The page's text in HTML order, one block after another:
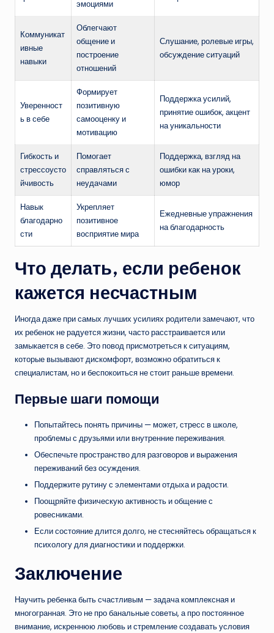
эмоциями
Коммуникат
ивные
навыки
Облегчают
общение и
построение
отношений
Слушание, ролевые игры,
обсуждение ситуаций
Уверенност
ь в себе
Формирует
позитивную
самооценку и
мотивацию
Поддержка усилий,
принятие ошибок, акцент
на уникальности
Гибкость и
стрессоусто
йчивость
Помогает
справляться с
неудачами
Поддержка, взгляд на
ошибки как на уроки,
юмор
Навык
благодарно
сти
Укрепляет
позитивное
восприятие мира
Ежедневные упражнения
на благодарность
Что делать, если ребенок
кажется несчастным
Иногда даже при самых лучших усилиях родители замечают, что
их ребенок не радуется жизни, часто расстраивается или
замыкается в себе. Это повод присмотреться к ситуациям,
которые вызывают дискомфорт, возможно обратиться к
специалистам, но и беспокоиться не стоит раньше времени.
Первые шаги помощи
Попытайтесь понять причины — может, стресс в школе,
проблемы с друзьями или внутренние переживания.
Обеспечьте пространство для разговоров и выражения
переживаний без осуждения.
Поддержите рутину с элементами отдыха и радости.
Поощряйте физическую активность и общение с
ровесниками.
Если состояние длится долго, не стесняйтесь обращаться к
психологу для диагностики и поддержки.
Заключение
Научить ребенка быть счастливым — задача комплексная и
многогранная. Это не про банальные советы, а про постоянное
внимание, искреннюю любовь и стремление создавать условия